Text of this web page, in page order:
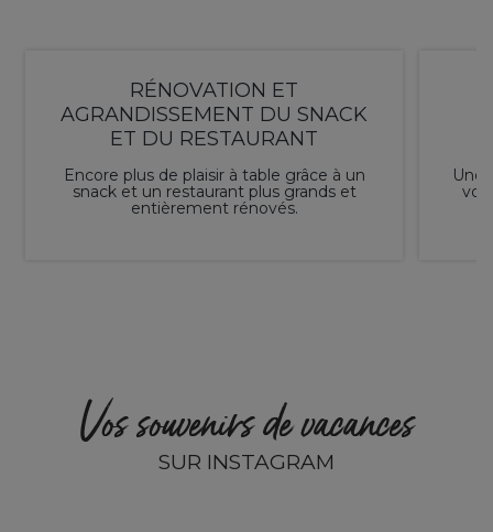
RÉNOVATION ET
AGRANDISSEMENT DU SNACK
ET DU RESTAURANT
Encore plus de plaisir à table grâce à un
snack et un restaurant plus grands et
entièrement rénovés.
Une
Vos souvenirs de vacances
SUR INSTAGRAM